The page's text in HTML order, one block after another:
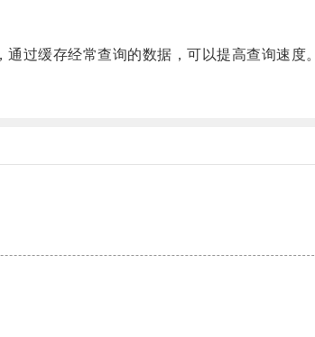
过缓存经常查询的数据，可以提高查询速度。